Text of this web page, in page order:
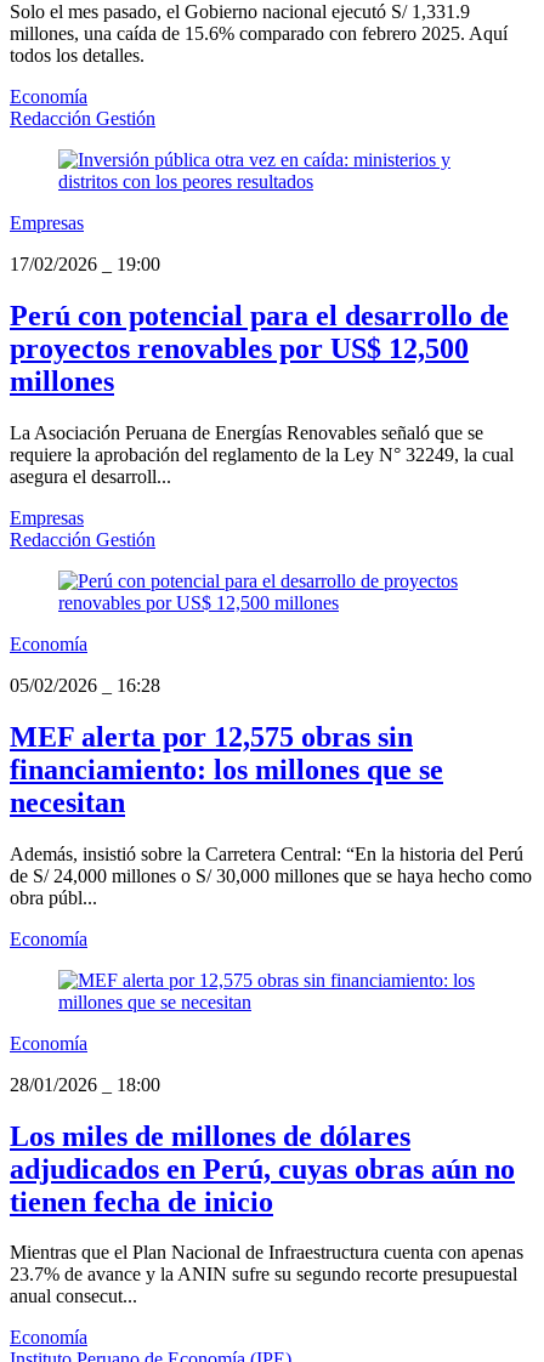
Solo el mes pasado, el Gobierno nacional ejecutó S/ 1,331.9
millones, una caída de 15.6% comparado con febrero 2025. Aquí
todos los detalles.
Economía
Redacción Gestión
Empresas
17/02/2026
19:00
Perú con potencial para el desarrollo de
proyectos renovables por US$ 12,500
millones
La Asociación Peruana de Energías Renovables señaló que se
requiere la aprobación del reglamento de la Ley N° 32249, la cual
asegura el desarroll...
Empresas
Redacción Gestión
Economía
05/02/2026
16:28
MEF alerta por 12,575 obras sin
financiamiento: los millones que se
necesitan
Además, insistió sobre la Carretera Central: “En la historia del Perú
de S/ 24,000 millones o S/ 30,000 millones que se haya hecho como
obra públ...
Economía
Economía
28/01/2026
18:00
Los miles de millones de dólares
adjudicados en Perú, cuyas obras aún no
tienen fecha de inicio
Mientras que el Plan Nacional de Infraestructura cuenta con apenas
23.7% de avance y la ANIN sufre su segundo recorte presupuestal
anual consecut...
Economía